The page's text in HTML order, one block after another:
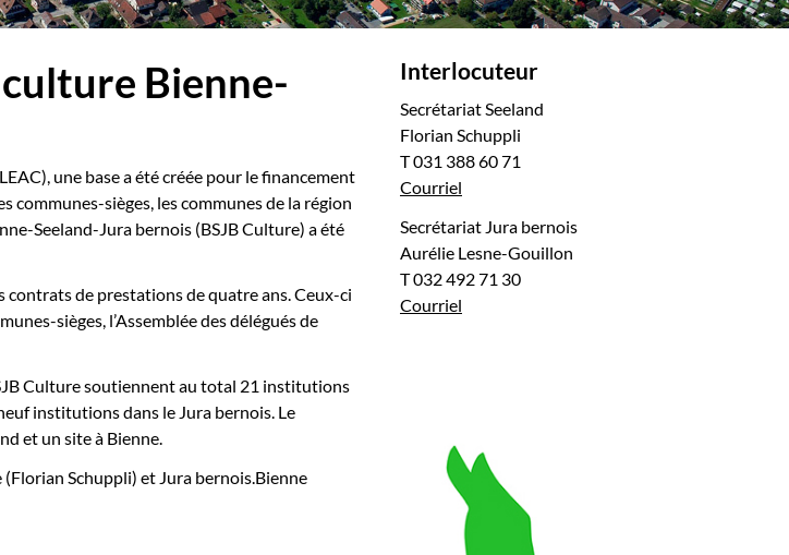
Bienne-
une base a été créée pour le financement
sièges, les communes de la région
Seeland-Jura bernois (BSJB Culture) a été
de prestations de quatre ans. Ceux-ci
sièges, l’Assemblée des délégués de
Culture soutiennent au total 21 institutions
institutions dans le Jura bernois. Le
et un site à Bienne.
Schuppli) et Jura bernois.Bienne
Interlocuteur
Secrétariat Seeland
Florian Schuppli
T 031 388 60 71
Courriel
Secrétariat Jura bernois
Aurélie Lesne-Gouillon
T 032 492 71 30
Courriel